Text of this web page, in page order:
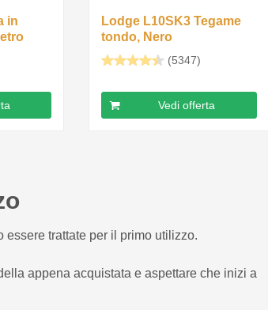
in
Lodge L10SK3 Tegame
tondo, Nero
(5347)
Vedi offerta
trattate per il primo utilizzo.
appena acquistata e aspettare che inizi a